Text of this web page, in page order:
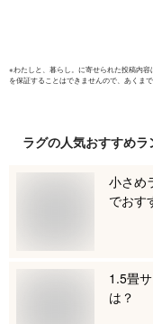
※わたしと、暮らし。 に寄せられた投稿内
を保証することはできませんので、あくま
ラグの人気おすすめラ
小さめ
でおす
1.5畳
は？